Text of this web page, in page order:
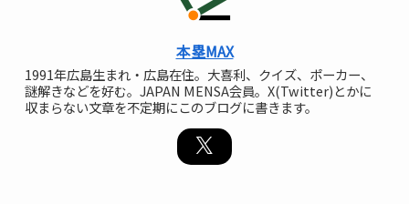
本塁MAX
1991年広島生まれ・広島在住。大喜利、クイズ、ポーカー、
謎解きなどを好む。JAPAN MENSA会員。X(Twitter)とかに
収まらない文章を不定期にこのブログに書きます。